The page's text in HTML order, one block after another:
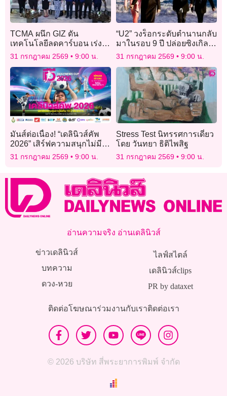
TCMA ผนึก GIZ ดัน
เทคโนโลยีลดคาร์บอน เร่ง
ปูนไทยสู่ Net Zero 2050
31 กรกฎาคม 2569 9:00 น.
“U2” วงร็อกระดับตำนานกลับ
มาในรอบ 9 ปี ปล่อยซิงเกิล
ใหม่สุดเท่ “Street Of
Dreams”เอาใจแฟนๆ
31 กรกฎาคม 2569 9:00 น.
มันส์ต่อเนื่อง! “เดลินิวส์คัพ
2026” เสิร์ฟความสนุกไม่มี
พัก ถึงคิวรุ่น 16 ปี ก
31 กรกฎาคม 2569 9:00 น.
Stress Test นิทรรศการเดี่ยว
โดย วันทยา ธิติไพสิฐ
31 กรกฎาคม 2569 9:00 น.
อ่านความจริง อ่านเดลินิวส์
ข่าวเดลินิวส์
บทความ
ดวง-หวย
ไลฟ์สไตล์
เดลินิวส์clips
PR by dataxet
ติดต่อโฆษณาร่วมงานกับเราติดต่อเรา
© 2026 บริษัท สี่พระยาการพิมพ์ จำกัด